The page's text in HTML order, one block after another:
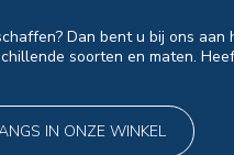
Dan bent u bij ons aan
soorten en maten.
IN ONZE WINKEL